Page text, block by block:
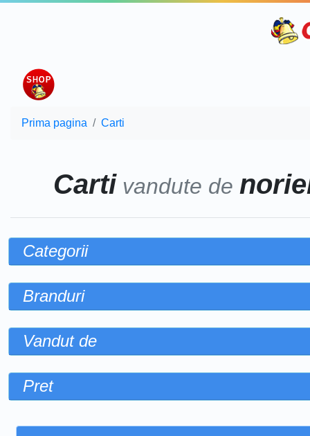
Prima pagina Carti
Carti vandute de
Categorii
Branduri
Vandut de
Pret